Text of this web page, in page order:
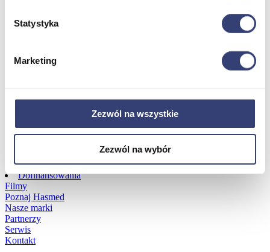
Statystyka
Marketing
Zezwól na wszystkie
Zezwól na wybór
Zobacz wszystko
Robot rehabilitacyjny ROBERT®
Dla stomatologów
Dofinansowania
Filmy
Poznaj Hasmed
Nasze marki
Partnerzy
Serwis
Kontakt